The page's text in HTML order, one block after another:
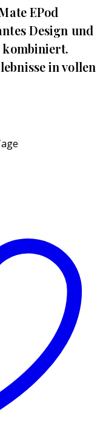
EPod
Design und
in vollen